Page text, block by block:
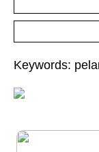
Keywords: